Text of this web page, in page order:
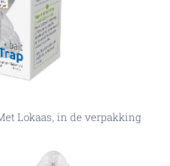
Lokaas, in de verpakking
Lokaas, in de verpakking
Met Lokaas